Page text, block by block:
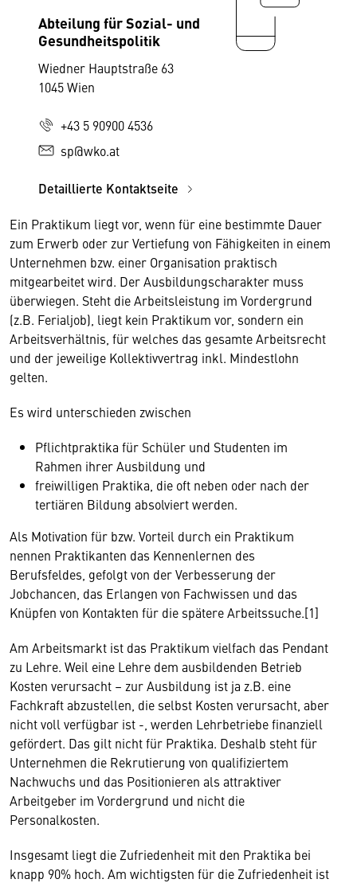
Abteilung für Sozial- und
Gesundheitspolitik
Wiedner Hauptstraße 63
1045 Wien
+43 5 90900 4536
sp@wko.at
Detaillierte Kontaktseite
Ein Praktikum liegt vor, wenn für eine bestimmte Dauer
zum Erwerb oder zur Vertiefung von Fähigkeiten in einem
Unternehmen bzw. einer Organisation praktisch
mitgearbeitet wird. Der Ausbildungscharakter muss
überwiegen. Steht die Arbeitsleistung im Vordergrund
(z.B. Ferialjob), liegt kein Praktikum vor, sondern ein
Arbeitsverhältnis, für welches das gesamte Arbeitsrecht
und der jeweilige Kollektivvertrag inkl. Mindestlohn
gelten.
Es wird unterschieden zwischen
Pflichtpraktika für Schüler und Studenten im
Rahmen ihrer Ausbildung und
freiwilligen Praktika, die oft neben oder nach der
tertiären Bildung absolviert werden.
Als Motivation für bzw. Vorteil durch ein Praktikum
nennen Praktikanten das Kennenlernen des
Berufsfeldes, gefolgt von der Verbesserung der
Jobchancen, das Erlangen von Fachwissen und das
Knüpfen von Kontakten für die spätere Arbeitssuche.[1]
Am Arbeitsmarkt ist das Praktikum vielfach das Pendant
zu Lehre. Weil eine Lehre dem ausbildenden Betrieb
Kosten verursacht – zur Ausbildung ist ja z.B. eine
Fachkraft abzustellen, die selbst Kosten verursacht, aber
nicht voll verfügbar ist -, werden Lehrbetriebe finanziell
gefördert. Das gilt nicht für Praktika. Deshalb steht für
Unternehmen die Rekrutierung von qualifiziertem
Nachwuchs und das Positionieren als attraktiver
Arbeitgeber im Vordergrund und nicht die
Personalkosten.
Insgesamt liegt die Zufriedenheit mit den Praktika bei
knapp 90% hoch. Am wichtigsten für die Zufriedenheit ist